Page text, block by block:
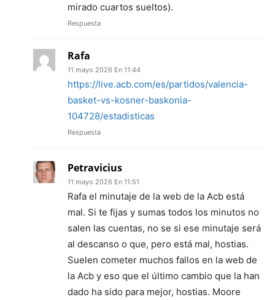
mirado cuartos sueltos).
Respuesta
Rafa
11 mayo 2026 En 11:44
https://live.acb.com/es/partidos/valencia-
basket-vs-kosner-baskonia-
104728/estadisticas
Respuesta
Petravicius
11 mayo 2026 En 11:51
Rafa el minutaje de la web de la Acb está
mal. Si te fijas y sumas todos los minutos no
salen las cuentas, no se si ese minutaje será
al descanso o que, pero está mal, hostias.
Suelen cometer muchos fallos en la web de
la Acb y eso que el último cambio que la han
dado ha sido para mejor, hostias. Moore